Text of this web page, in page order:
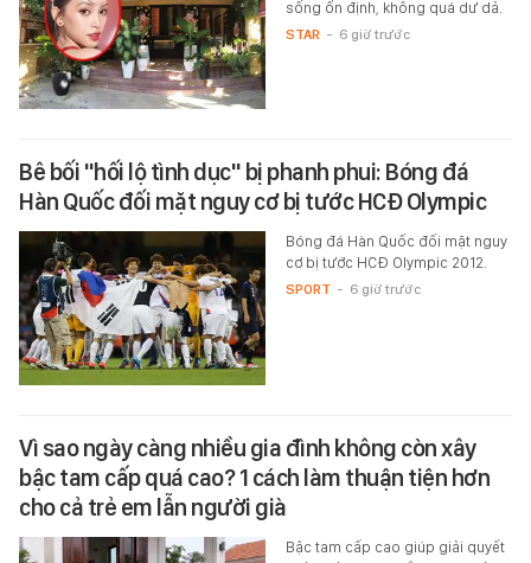
sống ổn định, không quá dư dả.
STAR - 6 giờ trước
Bê bối "hối lộ tình dục" bị phanh phui: Bóng đá
Hàn Quốc đối mặt nguy cơ bị tước HCĐ Olympic
Bóng đá Hàn Quốc đối mặt nguy
cơ bị tước HCĐ Olympic 2012.
SPORT - 6 giờ trước
Vì sao ngày càng nhiều gia đình không còn xây
bậc tam cấp quá cao? 1 cách làm thuận tiện hơn
cho cả trẻ em lẫn người già
Bậc tam cấp cao giúp giải quyết